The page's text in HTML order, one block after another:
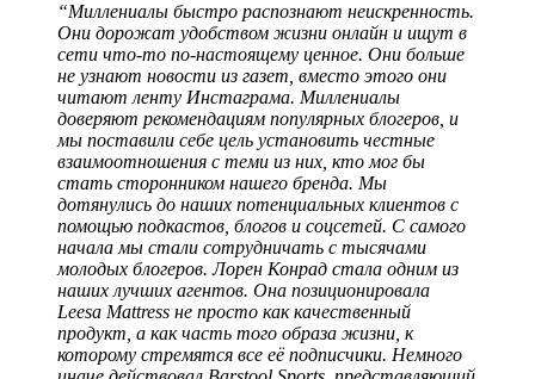
“Миллениалы быстро распознают неискренность.
Они дорожат удобством жизни онлайн и ищут в
сети что-то по-настоящему ценное. Они больше
не узнают новости из газет, вместо этого они
читают ленту Инстаграма. Миллениалы
доверяют рекомендациям популярных блогеров, и
мы поставили себе цель установить честные
взаимоотношения с теми из них, кто мог бы
стать сторонником нашего бренда. Мы
дотянулись до наших потенциальных клиентов с
помощью подкастов, блогов и соцсетей. С самого
начала мы стали сотрудничать с тысячами
молодых блогеров. Лорен Конрад стала одним из
наших лучших агентов. Она позиционировала
Leesa Mattress не просто как качественный
продукт, а как часть того образа жизни, к
которому стремятся все её подписчики. Немного